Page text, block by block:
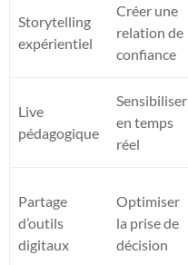
Storytelling
expérientiel
Créer une
relation de
confiance
Live
pédagogique
Sensibiliser
en temps
réel
Partage
d’outils
digitaux
Optimiser
la prise de
décision